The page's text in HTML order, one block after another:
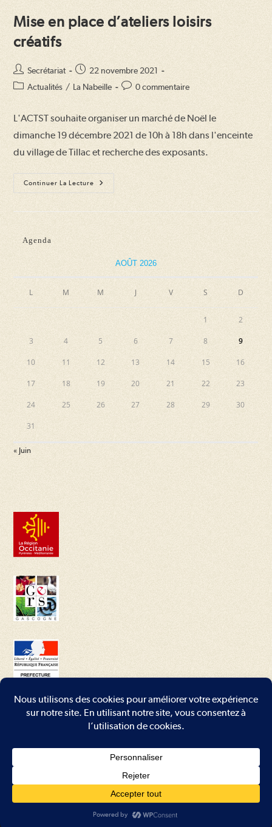
Mise en place d’ateliers loisirs
créatifs
Auteur/autrice
de
Secrétariat
Publication
publiée :
22 novembre 2021
PostActualités / La Nabeille
Commentaires
publication :
0 commentaire
L'ACTST souhaite organiser un marché de Noël le
dimanche 19 décembre 2021 de 10h à 18h dans l'enceinte
du village de Tillac et recherche des exposants.
Continuer La Lecture
Mise
En
D’ateliers
Agenda
AOÛT 2026
L M M J V S D
1 2
3 4 5 6 7 8 9
10 11 12 13 14 15 16
17 18 19 20 21 22 23
24 25 26 27 28 29 30
31
« Juin
Contact
Copyright - WordPress Theme by OceanWP